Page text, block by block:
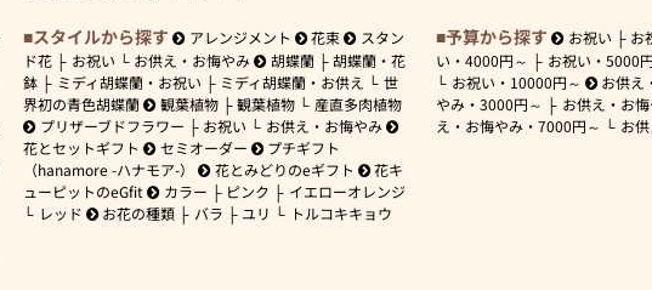
スタイルから探す アレンジメント 花束
スタン
ド花
お祝い お供え・お悔やみ 胡蝶蘭
胡蝶蘭・花
鉢
ミディ胡蝶蘭・お祝い ミディ胡蝶蘭・お供え
世
界初の青色胡蝶蘭
観葉植物 観葉植物
産直多肉植物
プリザーブドフラワー
お祝い
お供え・お悔やみ
花とセットギフト
セミオーダー
プチギフト
（hanamore -ハナモア-）
花とみどりのeギフト
花キ
ューピットのeGfit
カラー ピンク
イエローオレンジ
レッド
お花の種類 バラ ユリ トルコキキョウ
予算から探す お祝い お
い・ 4000円～ お祝い・ 5000
お祝い・ 10000円～ お供え
やみ・ 3000円～ お供え・お悔
え・お悔やみ・ 7000円～ お